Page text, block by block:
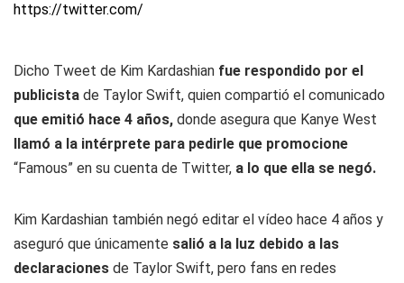
https://twitter.com/
Dicho Tweet de Kim Kardashian fue respondido por el
publicista de Taylor Swift, quien compartió el comunicado
que emitió hace 4 años, donde asegura que Kanye West
llamó a la intérprete para pedirle que promocione
“Famous” en su cuenta de Twitter, a lo que ella se negó.
Kim Kardashian también negó editar el vídeo hace 4 años y
aseguró que únicamente salió a la luz debido a las
declaraciones de Taylor Swift, pero fans en redes